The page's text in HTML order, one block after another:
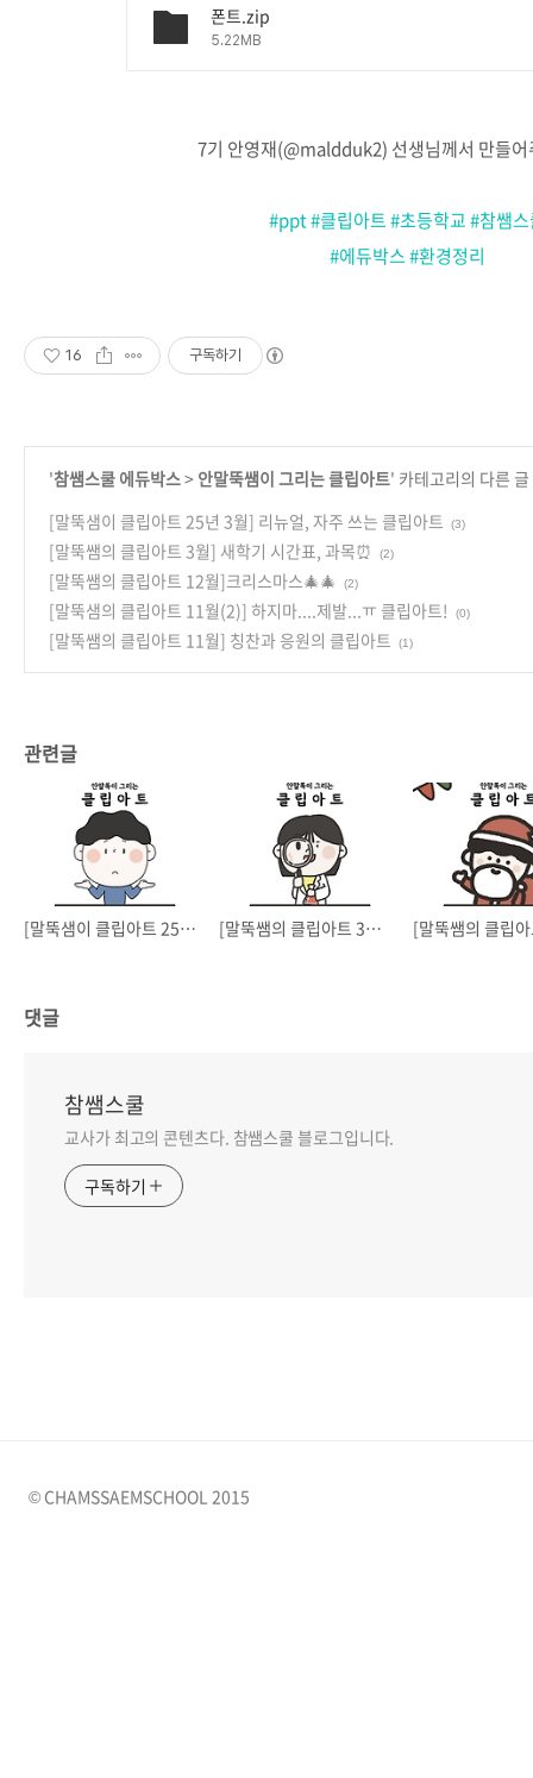
폰트.zip
5.22MB
7기 안영재(@maldduk2) 선생님께서 만들
#ppt#클립아트#초등학교#참쌤
#에듀박스#환경정리
16 구독하기
'참쌤스쿨 에듀박스> 안말뚝쌤이 그리는 클립아트' 카테고리의 다른 글
[말뚝샘이 클립아트 25년 3월] 리뉴얼, 자주 쓰는 클립아트
(3)
[말뚝쌤의 클립아트 3월] 새학기 시간표, 과목⏰ (2)
[말뚝쌤의 클립아트 12월]크리스마스🎄🎄 (2)
[말뚝샘의 클립아트 11월(2)] 하지마....제발...ㅠ 클립아트! (0)
[말뚝쌤의 클립아트 11월] 칭찬과 응원의 클립아트 (1)
관련글
[말뚝샘이 클립아트 25년 3월] 리뉴얼, 자주 쓰는 클립아트 [말뚝쌤의 클립아트 3월] 새학기 시간표, 과목⏰
댓글
참쌤스쿨
교사가 최고의 콘텐츠다. 참쌤스쿨 블로그입니다.
구독하기
© CHAMSSAEMSCHOOL 2015